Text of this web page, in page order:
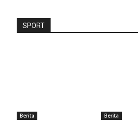
SPORT
Berita Berita